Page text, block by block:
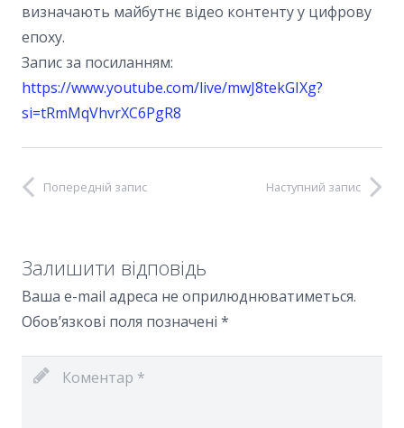
визначають майбутнє відео контенту у цифрову
епоху.
Запис за посиланням:
https://www.youtube.com/live/mwJ8tekGIXg?
si=tRmMqVhvrXC6PgR8
Попередній запис Наступний запис
Залишити відповідь
Ваша e-mail адреса не оприлюднюватиметься.
Обов’язкові поля позначені *